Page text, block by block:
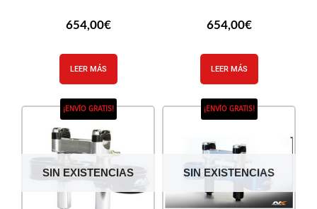
654,00€
LEER MÁS
654,00€
LEER MÁS
SIN EXISTENCIAS
¡ENVÍO GRATIS!
SIN EXISTENCIAS
¡ENVÍO GRATIS!